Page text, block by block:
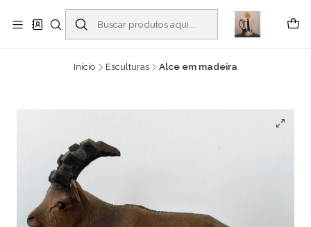
Buscantiguidades - Leilões. Colecionismo e antiguidades em Viana do
Castelo -
Leia mais
Início Esculturas Alce em madeira